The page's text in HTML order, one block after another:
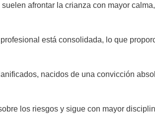
suelen afrontar la crianza con mayor
está consolidada, lo que
nacidos de una convicción
los riesgos y sigue con mayor